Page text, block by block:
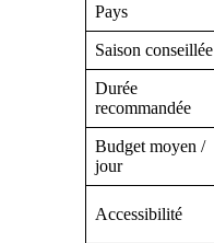
Pays
Saison conseillée
Durée
recommandée
Budget moyen /
jour
Accessibilité